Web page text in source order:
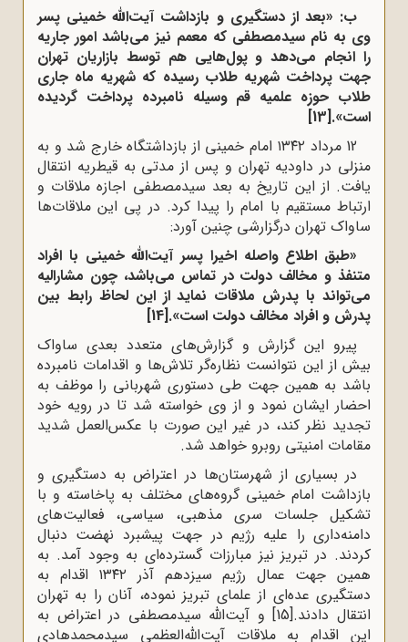
ب: «بعد از دستگیری و بازداشت آیت‌الله خمینی پسر
وی به نام سیدمصطفی که معمم نیز می‌باشد امور جاریه
را انجام می‌دهد و پول‌هایی هم توسط بازاریان تهران
جهت پرداخت شهریه طلاب رسیده که شهریه ماه جاری
طلاب حوزه علمیه قم وسیله نامبرده پرداخت گردیده
است».[13]
12 مرداد ۱۳۴۲ امام خمینی از بازداشتگاه خارج شد و به
منزلی در داودیه تهران و پس از مدتی به قیطریه انتقال
یافت. از این تاریخ به بعد سیدمصطفی اجازه ملاقات و
ارتباط مستقیم با امام را پیدا کرد. در پی این ملاقات‌ها
ساواک تهران درگزارشی چنین آورد:
«طبق اطلاع واصله اخیرا پسر آیت‌الله خمینی با افراد
متنفذ و مخالف دولت در تماس می‌باشد، چون مشارالیه
می‌تواند با پدرش ملاقات نماید از این لحاظ رابط بین
پدرش و افراد مخالف دولت است».[14]
پیرو این گزارش و گزارش‌های متعدد بعدی ساواک
بیش از این نتوانست نظاره‌گر تلاش‌ها و اقدامات نامبرده
باشد به همین جهت طی دستوری شهربانی را موظف به
احضار ایشان نمود و از وی خواسته شد تا در رویه خود
تجدید نظر کند، در غیر این صورت با عکس‌العمل شدید
مقامات امنیتی روبرو خواهد شد.
در بسیاری از شهرستان‌ها در اعتراض به دستگیری و
بازداشت امام خمینی گروه‌های مختلف به پاخاسته و با
تشکیل جلسات سری مذهبی، سیاسی، فعالیت‌های
دامنه‌داری را علیه رژیم در جهت پیشبرد نهضت دنبال
کردند. در تبریز نیز مبارزات گسترده‌ای به وجود آمد. به
همین جهت عمال رژیم سیزدهم آذر ۱۳۴۲ اقدام به
دستگیری عده‌ای از علمای تبریز نموده، آنان را به تهران
انتقال دادند.[15]و آیت‌الله سیدمصطفی در اعتراض به
این اقدام به ملاقات آیت‌الله‌العظمی سیدمحمدهادی